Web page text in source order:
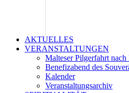
AKTUELLES
VERANSTALTUNGEN
Malteser Pilgerfahrt
Benefizabend des
Kalender
Veranstaltungsarchiv